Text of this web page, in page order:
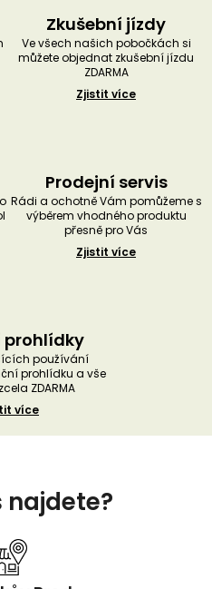
Zkušební jízdy
Ve všech našich pobočkách si
můžete objednat zkušební jízdu
ZDARMA
Zjistit více
Prodejní servis
Rádi a ochotně Vám pomůžeme s
výběrem vhodného produktu
přesně pro Vás
Zjistit více
prohlídky
používání
prohlídku a vše
ZDARMA
více
najdete?